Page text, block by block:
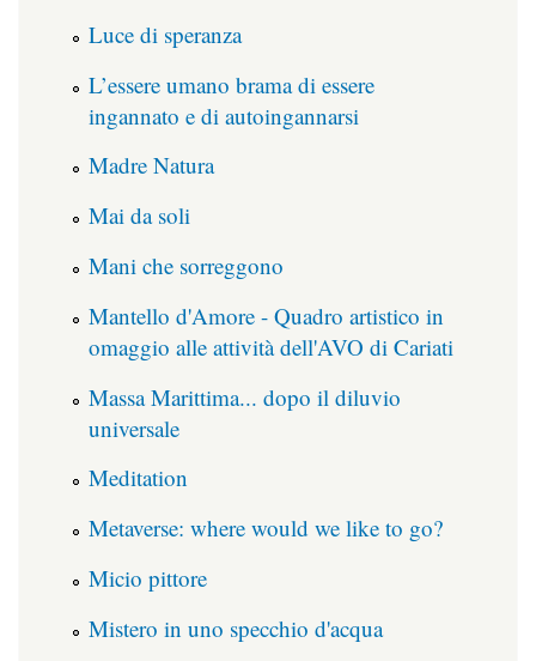
Luce di speranza
L’essere umano brama di essere
ingannato e di autoingannarsi
Madre Natura
Mai da soli
Mani che sorreggono
Mantello d'Amore - Quadro artistico in
omaggio alle attività dell'AVO di Cariati
Massa Marittima... dopo il diluvio
universale
Meditation
Metaverse: where would we like to go?
Micio pittore
Mistero in uno specchio d'acqua